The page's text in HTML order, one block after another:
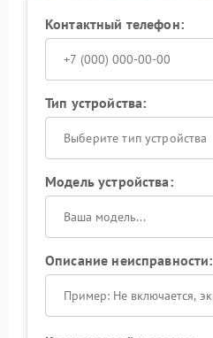
Контактный телефон:
Тип устройства:
Выберите тип устройства
Модель устройства:
Описание неисправности: